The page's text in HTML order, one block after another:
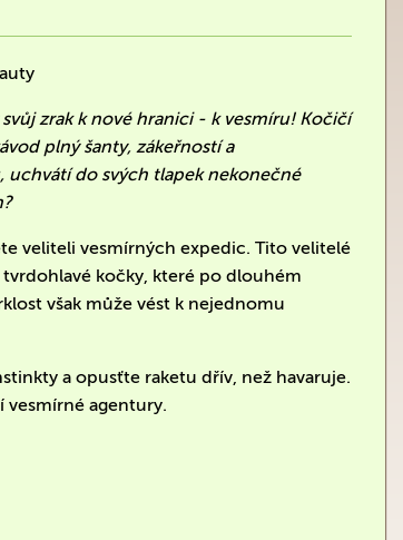
zrak k nové hranici - k vesmíru! Kočičí
plný šanty, zákeřností a
do svých tlapek nekonečné
veliteli vesmírných expedic. Tito velitelé
kočky, které po dlouhém
však může vést k nejednomu
a opusťte raketu dřív, než havaruje.
vesmírné agentury.